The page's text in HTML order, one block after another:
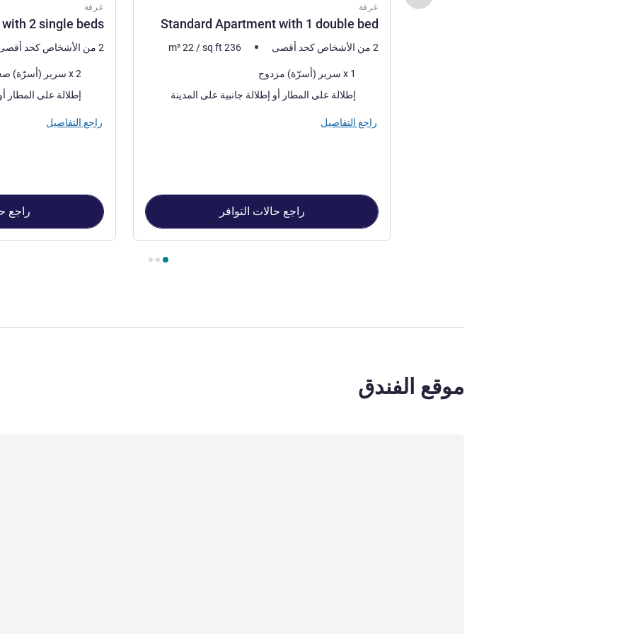
غرفة
Standard Apartment with 1 double bed
2 من الأشخاص كحد أقصى m²22 /sq ft 236
فرش السرير
1 x سرير (أسرّة) مزدوج
المناظر:إطلالة على المطار أو إطلالة جانبية على المدينة
راجع التفاصيل
راجع حالات التوافر
غرفة
with 2 single beds
2 من الأشخاص كحد أقصى
فرش السرير
2 x سرير (أسرّة) صغير
المناظر:إطلالة على المطار أو إطلالة جانبية على
راجع التفاصيل
راجع
موقع الفندق